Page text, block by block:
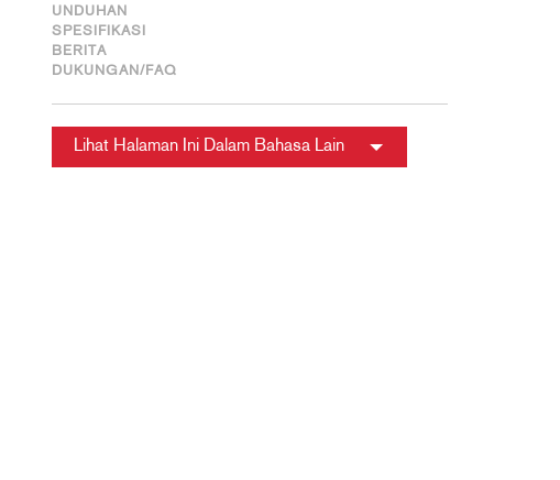
UNDUHAN
SPESIFIKASI
BERITA
DUKUNGAN/FAQ
Lihat Halaman Ini Dalam Bahasa Lain